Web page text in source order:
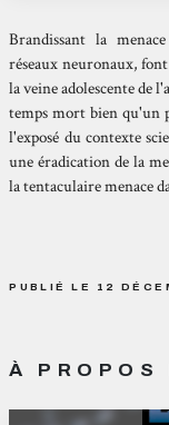
Brandissant la
réseaux neuronaux,
la veine adolescente de
temps mort bien qu'un
l'exposé du contexte
une éradication de la
la tentaculaire menace
PUBLIÉ LE 12
À